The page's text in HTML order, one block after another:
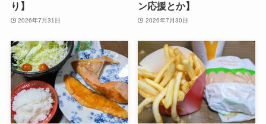
り】
2026年7月31日
ン応援とか】
2026年7月30日